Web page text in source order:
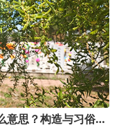
意思？构造与习俗解